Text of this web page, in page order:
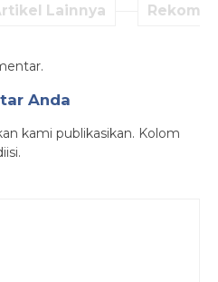
Lainnya
Anda
kami publikasikan. Kolom